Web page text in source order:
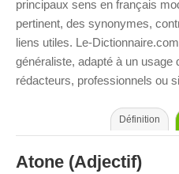
principaux sens en français
pertinent, des synonymes,
liens utiles. Le-
généraliste, adapté à un usage
rédacteurs, professionnels ou
Définition
Atone (Adjectif)